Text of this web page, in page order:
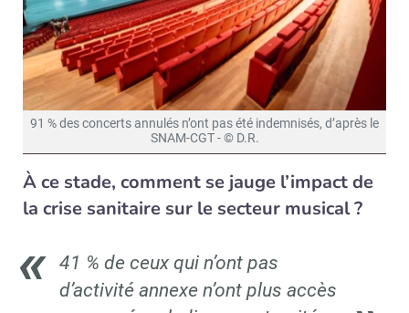
91 % des concerts annulés n’ont pas été indemnisés, d’après le
SNAM-CGT - © D.R.
À ce stade, comment se jauge l’impact de
la crise sanitaire sur le secteur musical ?
41 % de ceux qui n’ont pas
d’activité annexe n’ont plus accès